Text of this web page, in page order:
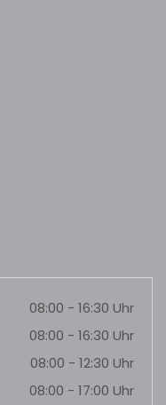
08:00 - 16:30 Uhr
08:00 - 16:30 Uhr
08:00 - 12:30 Uhr
08:00 - 17:00 Uhr